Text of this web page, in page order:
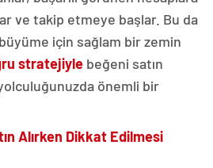
ve takip etmeye başlar. Bu da
için sağlam bir zemin
stratejiyle beğeni satın
önemli bir
Alırken Dikkat Edilmesi